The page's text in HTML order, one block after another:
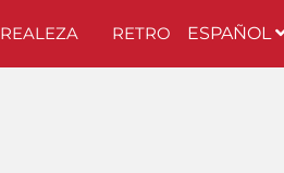
REALEZA RETRO ESPAÑOL